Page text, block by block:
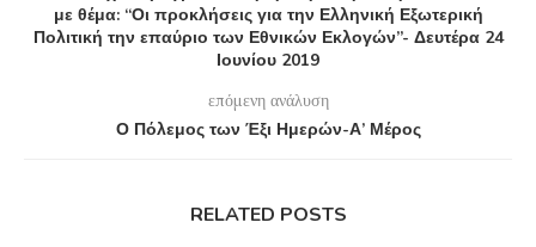
με θέμα: “Οι προκλήσεις για την Ελληνική Εξωτερική
Πολιτική την επαύριο των Εθνικών Εκλογών”- Δευτέρα 24
Ιουνίου 2019
επόμενη ανάλυση
Ο Πόλεμος των Έξι Ημερών-Α’ Μέρος
RELATED POSTS